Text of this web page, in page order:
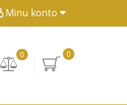
Minu konto
0
0